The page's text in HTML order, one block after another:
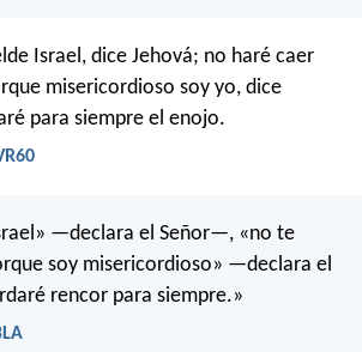
Israel, dice Jehová; no haré caer
misericordioso soy yo, dice
para siempre el enojo.
—declara el Señor—, «no te
soy misericordioso» —declara el
rencor para siempre.»